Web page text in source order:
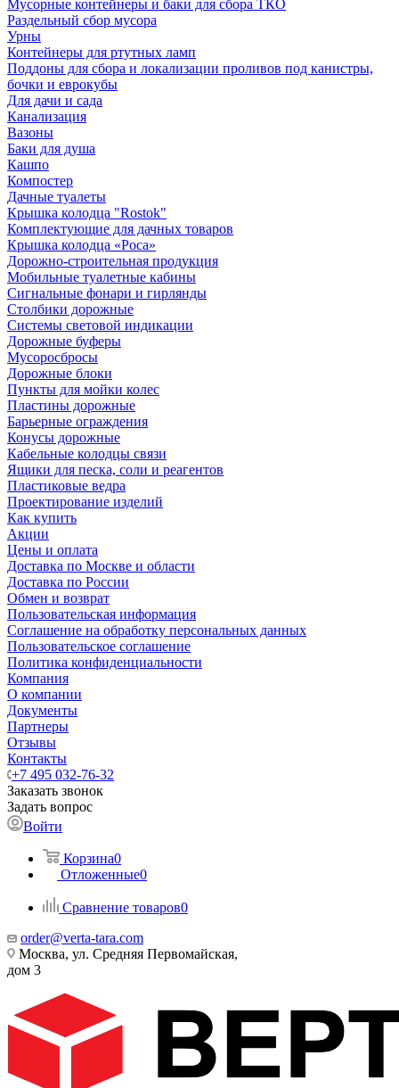
Мусорные контейнеры и баки для сбора ТКО
Раздельный сбор мусора
Урны
Контейнеры для ртутных ламп
Поддоны для сбора и локализации проливов под канистры,
бочки и еврокубы
Для дачи и сада
Канализация
Вазоны
Баки для душа
Кашпо
Компостер
Дачные туалеты
Крышка колодца "Rostok"
Комплектующие для дачных товаров
Крышка колодца «Роса»
Дорожно-строительная продукция
Мобильные туалетные кабины
Сигнальные фонари и гирлянды
Столбики дорожные
Системы световой индикации
Дорожные буферы
Мусоросбросы
Дорожные блоки
Пункты для мойки колес
Пластины дорожные
Барьерные ограждения
Конусы дорожные
Кабельные колодцы связи
Ящики для песка, соли и реагентов
Пластиковые ведра
Проектирование изделий
Как купить
Акции
Цены и оплата
Доставка по Москве и области
Доставка по России
Обмен и возврат
Пользовательская информация
Соглашение на обработку персональных данных
Пользовательское соглашение
Политика конфиденциальности
Компания
О компании
Документы
Партнеры
Отзывы
Контакты
+7 495 032-76-32
Заказать звонок
Задать вопрос
Войти
Корзина0
Отложенные0
Сравнение товаров0
order@verta-tara.com
Москва, ул. Средняя Первомайская,
дом 3